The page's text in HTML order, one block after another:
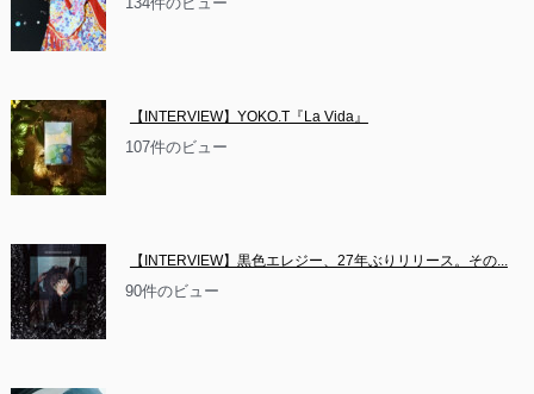
【INTERVIEW】YOKO.T『La Vida』
107件のビュー
【INTERVIEW】黒色エレジー、27年ぶりリリース。その...
90件のビュー